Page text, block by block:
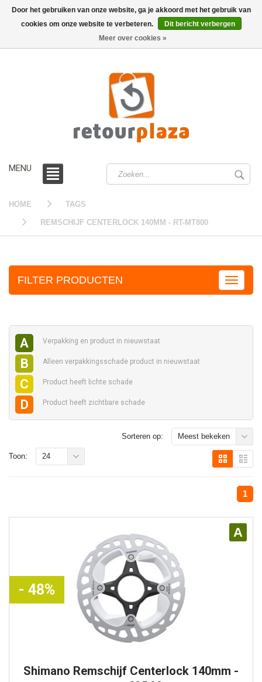
MENU
HOME TAGS
REMSCHIJF CENTERLOCK 140MM - RT-MT800
FILTER PRODUCTEN
A Verpakking en product in nieuwstaat
B Alleen verpakkingsschade product in nieuwstaat
C Product heeft lichte schade
D Product heeft zichtbare schade
Sorteren op: Meest bekeken
1
Toon: 24
A
- 48%
Shimano Remschijf Centerlock 140mm -
Door het gebruiken van onze website, ga je akkoord met het gebruik van
cookies om onze website te verbeteren.
Dit bericht verbergen
Meer over cookies »